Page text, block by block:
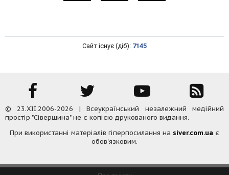
Сайт існує (діб): 7145
© 23.XII.2006-2026 | Всеукраїнський незалежний медійний
простір "Сіверщина" не є копією друкованого видання.
При використанні матеріалів гіперпосилання на siver.com.ua є
обов'язковим.